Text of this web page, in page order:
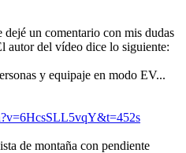
un comentario con mis dudas
autor del vídeo dice lo siguiente:
y equipaje en modo EV...
de montaña con pendiente